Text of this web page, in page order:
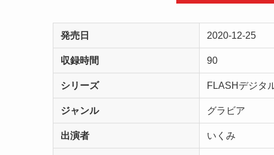
発売日 2020-12-25
収録時間 90
シリーズ FLASHデジタ
ジャンル グラビア
出演者 いくみ